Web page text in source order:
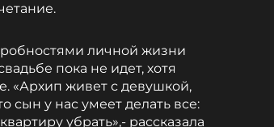
личной жизни
пока не идет, хотя
«Архип живет с девушкой,
сын у нас умеет делать все:
убрать»,- рассказала